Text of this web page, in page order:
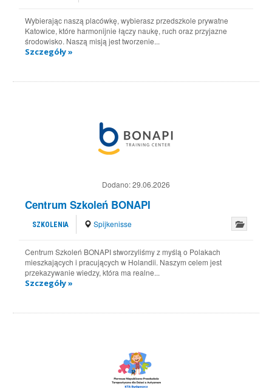
Wybierając naszą placówkę, wybierasz przedszkole prywatne
Katowice, które harmonijnie łączy naukę, ruch oraz przyjazne
środowisko. Naszą misją jest tworzenie...
Szczegóły »
Dodano:29.06.2026
Centrum Szkoleń BONAPI
SZKOLENIA Spijkenisse
Centrum Szkoleń BONAPI stworzyliśmy z myślą o Polakach
mieszkających i pracujących w Holandii. Naszym celem jest
przekazywanie wiedzy, która ma realne...
Szczegóły »